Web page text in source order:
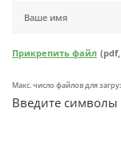
Прикрепить файл
Макс. число файлов для
Введите символы